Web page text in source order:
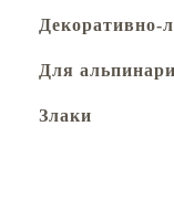
Декоративно-
Для
Злаки